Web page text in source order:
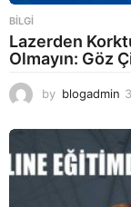
BILGI
Lazerden
Olmayın: Göz
by blogadmin